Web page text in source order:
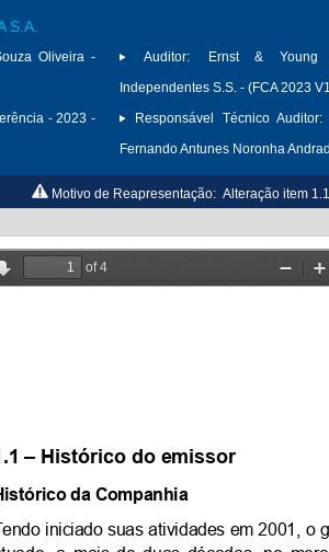
S.A.
Oliveira -
- 2023 -
Auditor:
Ernst & Young
Independentes S.S. - (FCA 2023
Responsável Técnico Auditor:
Fernando Antunes Noronha
Motivo de Reapresentação: Alteração item